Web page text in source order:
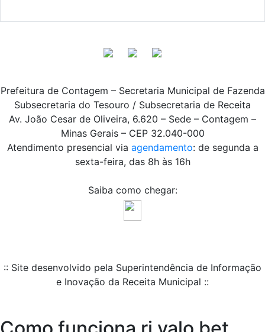
Prefeitura de Contagem – Secretaria Municipal de Fazenda
Subsecretaria do Tesouro / Subsecretaria de Receita
Av. João Cesar de Oliveira, 6.620 – Sede – Contagem –
Minas Gerais – CEP 32.040-000
Atendimento presencial via agendamento: de segunda a
sexta-feira, das 8h às 16h
Saiba como chegar:
:: Site desenvolvido pela Superintendência de Informação
e Inovação da Receita Municipal ::